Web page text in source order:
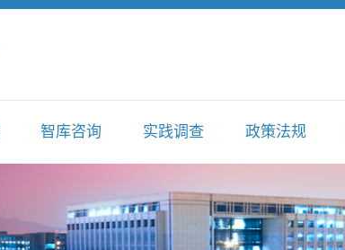
智库咨询 实践调查 政策法规